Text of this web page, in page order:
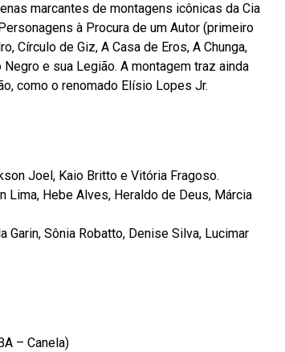
marcantes de montagens icônicas da Cia
à Procura de um Autor (primeiro
Círculo de Giz, A Casa de Eros, A Chunga,
e sua Legião. A montagem traz ainda
como o renomado Elísio Lopes Jr.
Joel, Kaio Britto e Vitória Fragoso.
Lima, Hebe Alves, Heraldo de Deus, Márcia
Garin, Sônia Robatto, Denise Silva, Lucimar
– Canela)